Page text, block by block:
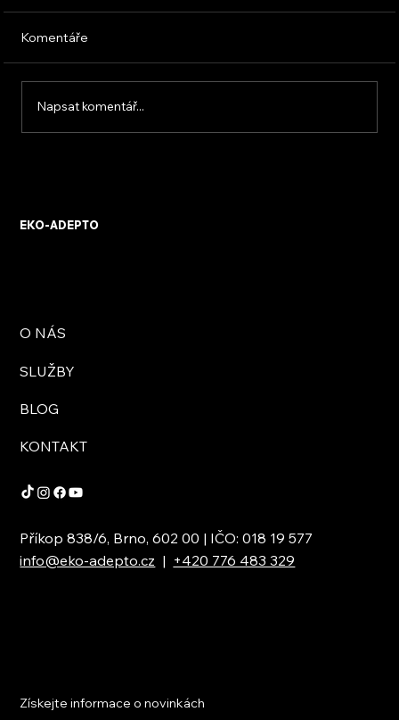
Komentáře
Napsat komentář...
EKO-ADEPTO
O NÁS
SLUŽBY
BLOG
KONTAKT
Příkop 838/6, Brno, 602 00 | IČO: 018 19 577
info@eko-adepto.cz | +420 776 483 329
Získejte informace o novinkách